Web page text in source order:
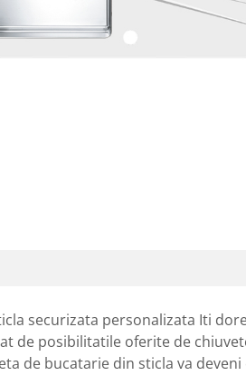
securizata personalizata Iti
de posibilitatile oferite de
de bucatarie din sticla va